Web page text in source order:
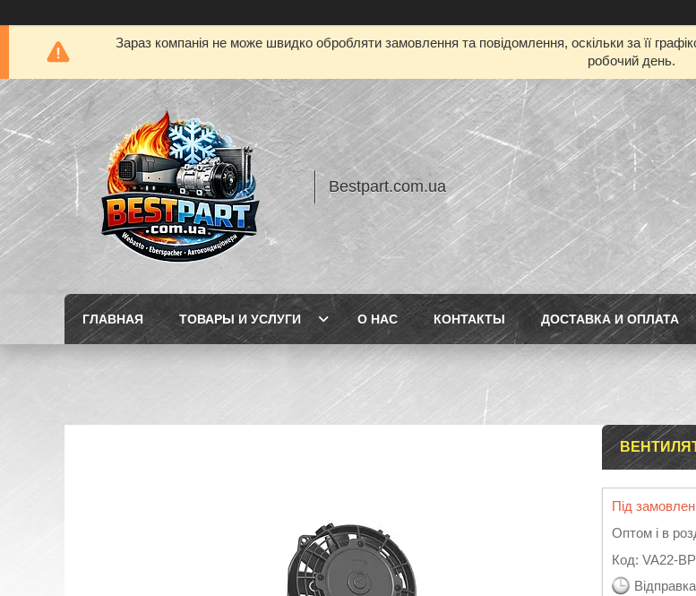
Зараз компанія не може швидко обробляти замовлення та повідомлення, оскільки за її
робочий день.
Bestpart.com.ua
ГЛАВНАЯ ТОВАРЫ И УСЛУГИ О НАС КОНТАКТЫ ДОСТАВКА И ОПЛАТА
Під
Оптом і в
Код: VA22-